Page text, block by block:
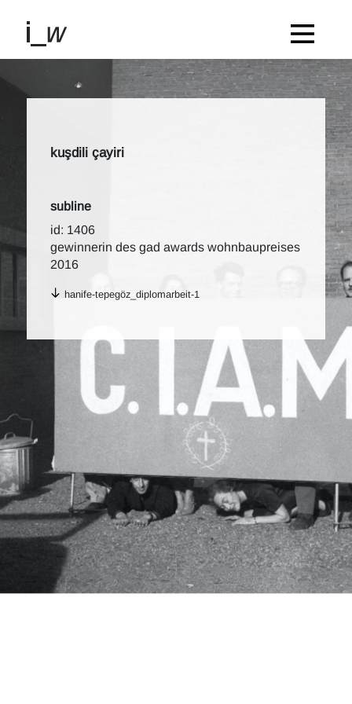
kuşdili çayiri
subline
id: 1406
gewinnerin des gad awards wohnbaupreises
2016
hanife-tepegöz_diplomarbeit-1